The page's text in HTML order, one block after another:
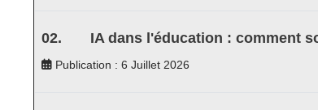
IA dans l'éducation : comment
Publication : 6 Juillet 2026